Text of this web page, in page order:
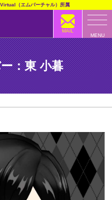
（エムバーチャル）所属
MENU
MAIL
：東 小暮